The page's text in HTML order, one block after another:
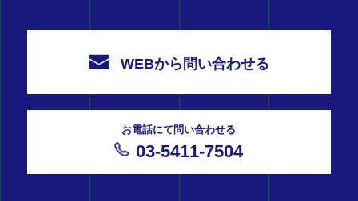
WEBから問い合わせる
お電話にて問い合わせる
03-5411-7504